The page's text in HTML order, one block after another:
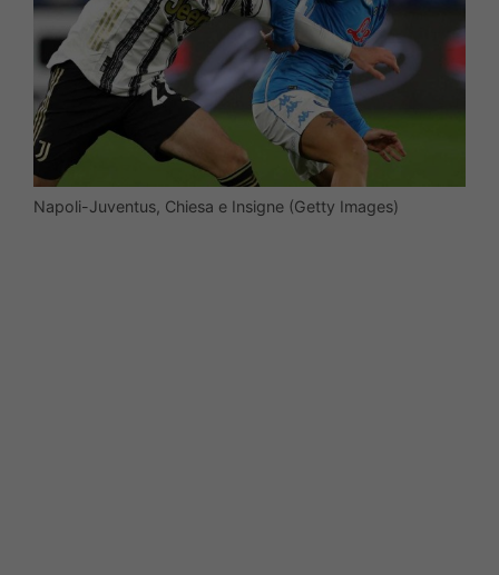
Napoli-Juventus, Chiesa e Insigne (Getty Images)